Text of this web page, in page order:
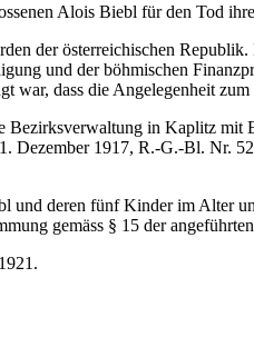
Alois Biebl für den Tod
der österreichischen
und der böhmischen
war, dass die Angelegenheit
in Kaplitz mit
1917, R.-G.-Bl. Nr.
und deren fünf Kinder im Alter
gemäss § 15 der